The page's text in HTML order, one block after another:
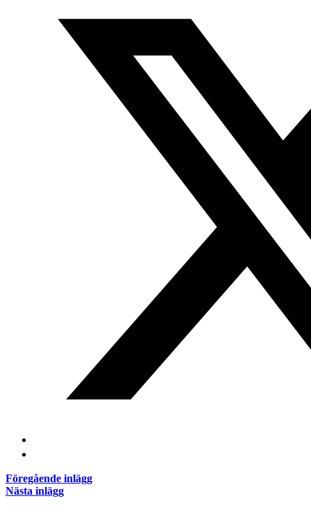
Föregående inlägg
Nästa inlägg